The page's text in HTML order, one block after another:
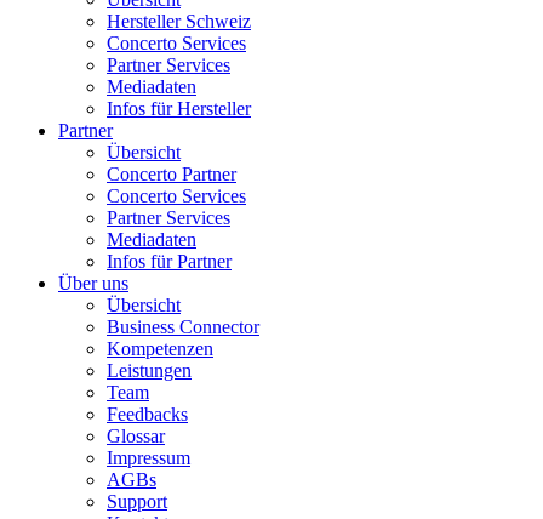
Hersteller Schweiz
Concerto Services
Partner Services
Mediadaten
Infos für Hersteller
Partner
Übersicht
Concerto Partner
Concerto Services
Partner Services
Mediadaten
Infos für Partner
Über uns
Übersicht
Business Connector
Kompetenzen
Leistungen
Team
Feedbacks
Glossar
Impressum
AGBs
Support